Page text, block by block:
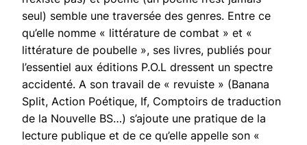
seul) semble une traversée des genres. Entre ce
qu’elle nomme « littérature de combat » et «
littérature de poubelle », ses livres, publiés pour
l’essentiel aux éditions P.O.L dressent un spectre
accidenté. A son travail de « revuiste » (Banana
Split, Action Poétique, If, Comptoirs de traduction
de la Nouvelle BS…) s’ajoute une pratique de la
lecture publique et de ce qu’elle appelle son «